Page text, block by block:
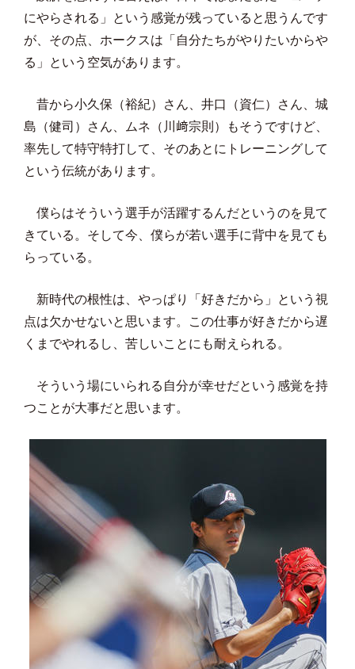
にやらされる」という感覚が残っていると思うんです
が、その点、ホークスは「自分たちがやりたいからや
る」という空気があります。
昔から小久保（裕紀）さん、井口（資仁）さん、城
島（健司）さん、ムネ（川﨑宗則）もそうですけど、
率先して特守特打して、そのあとにトレーニングして
という伝統があります。
僕らはそういう選手が活躍するんだというのを見て
きている。そして今、僕らが若い選手に背中を見ても
らっている。
新時代の根性は、やっぱり「好きだから」という視
点は欠かせないと思います。この仕事が好きだから遅
くまでやれるし、苦しいことにも耐えられる。
そういう場にいられる自分が幸せだという感覚を持
つことが大事だと思います。